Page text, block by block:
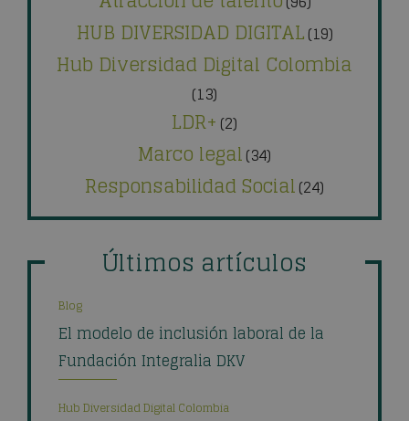
HUB DIVERSIDAD DIGITAL(19)
Hub Diversidad Digital Colombia
(13)
LDR+ (2)
Marco legal(34)
Responsabilidad Social(24)
Últimos artículos
Blog
El modelo de inclusión laboral de la
Fundación Integralia DKV
Hub Diversidad Digital Colombia